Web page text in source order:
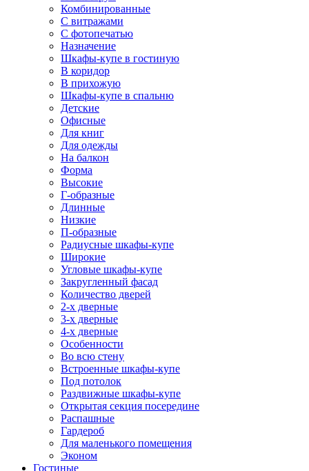
Комбинированные
С витражами
С фотопечатью
Назначение
Шкафы-купе в гостиную
В коридор
В прихожую
Шкафы-купе в спальню
Детские
Офисные
Для книг
Для одежды
На балкон
Форма
Высокие
Г-образные
Длинные
Низкие
П-образные
Радиусные шкафы-купе
Широкие
Угловые шкафы-купе
Закругленный фасад
Количество дверей
2-х дверные
3-х дверные
4-х дверные
Особенности
Во всю стену
Встроенные шкафы-купе
Под потолок
Раздвижные шкафы-купе
Открытая секция посередине
Распашные
Гардероб
Для маленького помещения
Эконом
Гостиные